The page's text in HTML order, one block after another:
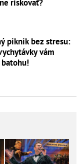
riskovať?
piknik bez stresu:
vám